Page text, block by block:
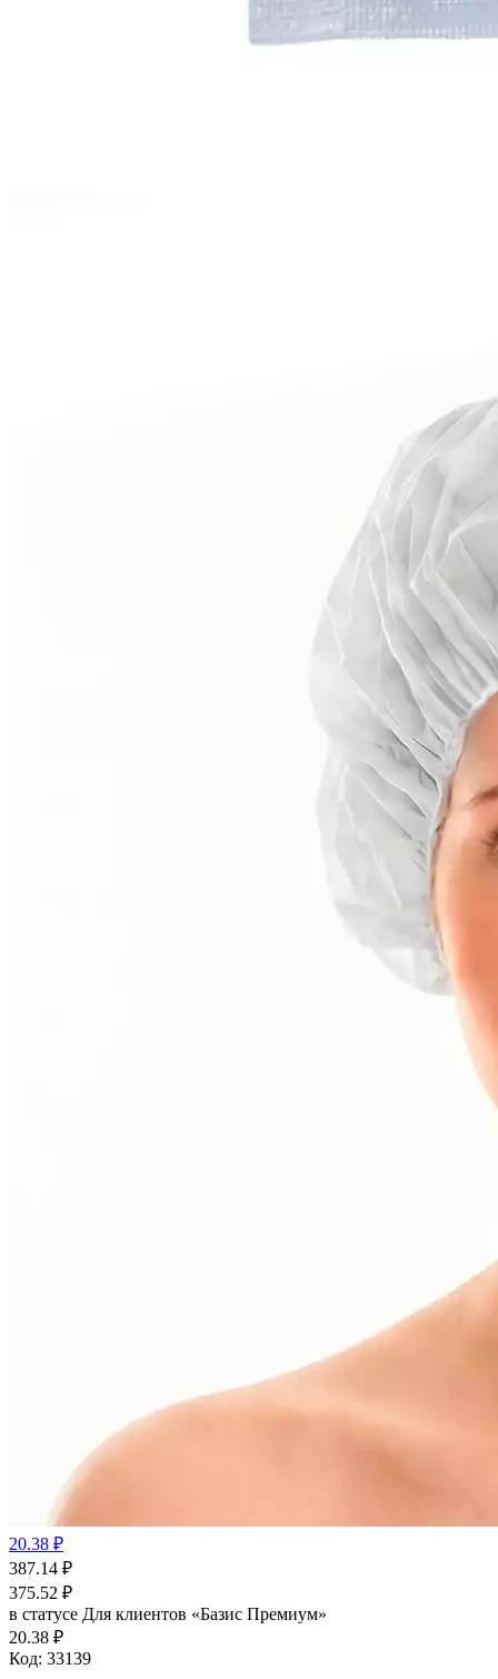
20.38 ₽
387.14 ₽
375.52 ₽
в статусе Для клиентов «Базис Премиум»
20.38 ₽
Код: 33139